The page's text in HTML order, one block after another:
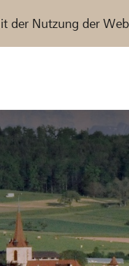
der Nutzung der
Partner /